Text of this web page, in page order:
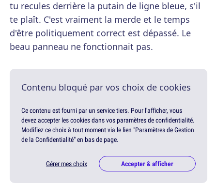
tu recules derrière la putain de ligne bleue, s'il
te plaît. C'est vraiment la merde et le temps
d'être politiquement correct est dépassé. Le
beau panneau ne fonctionnait pas.
Contenu bloqué par vos choix de cookies
Ce contenu est fourni par un service tiers. Pour l'afficher, vous
devez accepter les cookies dans vos paramètres de confidentialité.
Modifiez ce choix à tout moment via le lien "Paramètres de Gestion
de la Confidentialité" en bas de page.
Gérer mes choix Accepter & afficher